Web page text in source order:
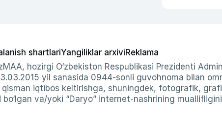
shartlariYangiliklar arxiviReklama
hozirgi O‘zbekiston Respublikasi Prezidenti
yil sanasida 0944-sonli guvohnoma bilan
iqtibos keltirishga, shuningdek, fotografik,
va/yoki “Daryo” internet-nashrining